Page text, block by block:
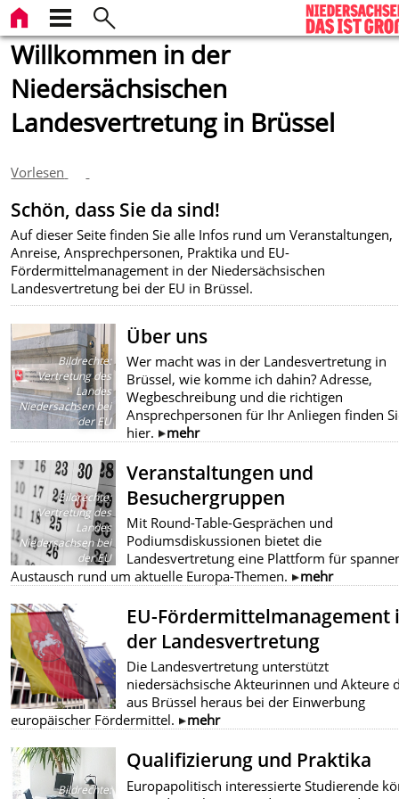
Willkommen in der
Niedersächsischen
Landesvertretung in Brüssel
Vorlesen
Schön, dass Sie da sind!
Auf dieser Seite finden Sie alle Infos rund um Veranstaltungen,
Anreise, Ansprechpersonen, Praktika und EU-
Fördermittelmanagement in der Niedersächsischen
Landesvertretung bei der EU in Brüssel.
Bildrechte:
Vertretung des
Landes
Niedersachsen bei
der EU
Über uns
Wer macht was in der Landesvertretung in
Brüssel, wie komme ich dahin? Adresse,
Wegbeschreibung und die richtigen
Ansprechpersonen für Ihr Anliegen finden
hier.
mehr
Bildrechte:
Vertretung des
Landes
Niedersachsen bei
der EU
Veranstaltungen und
Besuchergruppen
Mit Round-Table-Gesprächen und
Podiumsdiskussionen bietet die
Landesvertretung eine Plattform für
Austausch rund um aktuelle Europa-Themen.
mehr
EU-Fördermittelmanagement
der Landesvertretung
Die Landesvertretung unterstützt
niedersächsische Akteurinnen und Akteure
aus Brüssel heraus bei der Einwerbung
europäischer Fördermittel.
mehr
Bildrechte:
Qualifizierung und Praktika
Europapolitisch interessierte Studierende